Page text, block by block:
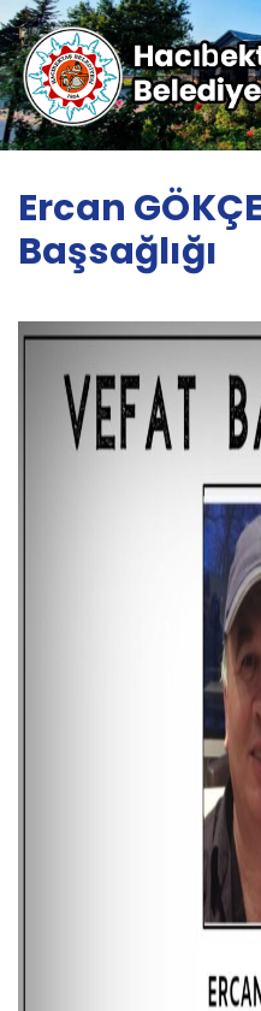
Ercan
Başsağlığı